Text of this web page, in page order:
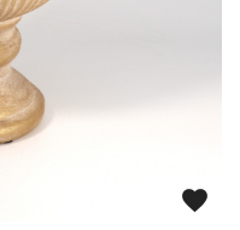
favorite